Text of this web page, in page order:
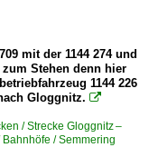
mit der 1144 274 und
zum Stehen denn hier
1144 226
Gloggnitz. 
/ Strecke Gloggnitz –
Bahnhöfe / Semmering